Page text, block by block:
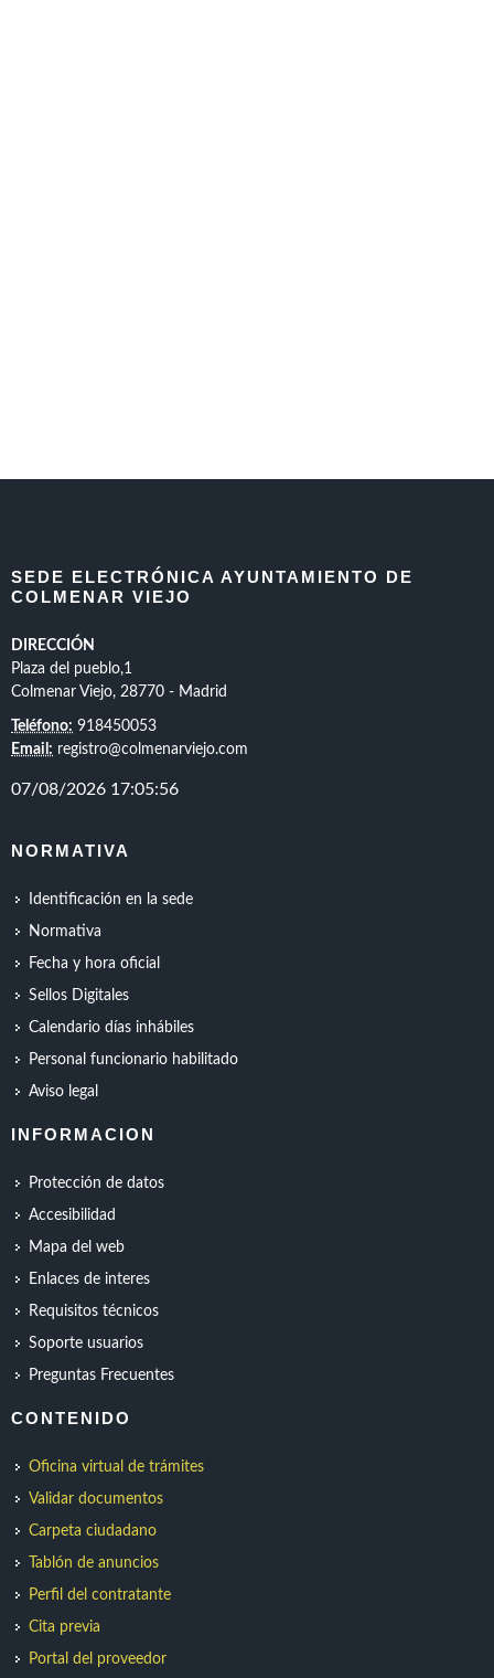
SEDE ELECTRÓNICA AYUNTAMIENTO DE
COLMENAR VIEJO
DIRECCIÓN
Plaza del pueblo,1
Colmenar Viejo, 28770 - Madrid
Teléfono: 918450053
Email: registro@colmenarviejo.com
NORMATIVA
Identificación en la sede
Normativa
Fecha y hora oficial
Sellos Digitales
Calendario días inhábiles
Personal funcionario habilitado
Aviso legal
INFORMACION
Protección de datos
Accesibilidad
Mapa del web
Enlaces de interes
Requisitos técnicos
Soporte usuarios
Preguntas Frecuentes
CONTENIDO
Oficina virtual de trámites
Validar documentos
Carpeta ciudadano
Tablón de anuncios
Perfil del contratante
Cita previa
Portal del proveedor